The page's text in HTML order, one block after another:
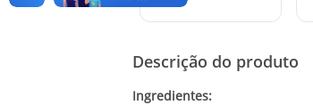
Descrição do produto
Ingredientes: